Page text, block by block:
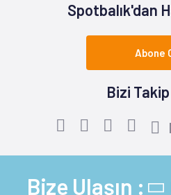
Spotbalık'dan
Abone
Bizi
Bize Ulaşın :